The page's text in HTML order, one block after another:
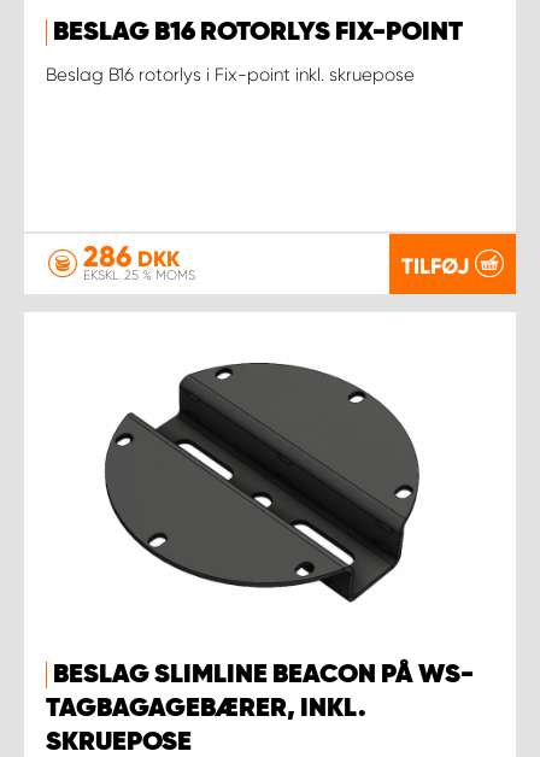
BESLAG B16 ROTORLYS FIX-POINT
Beslag B16 rotorlys i Fix-point inkl. skruepose
286 DKK
EKSKL. 25 % MOMS TILFØJ
BESLAG SLIMLINE BEACON PÅ WS-
TAGBAGAGEBÆRER, INKL.
SKRUEPOSE